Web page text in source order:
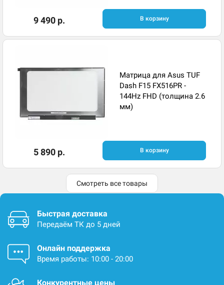
9 490 р. В корзину
Матрица для Asus TUF
Dash F15 FX516PR -
144Hz FHD (толщина 2.6
мм)
5 890 р. В корзину
Смотреть все товары
Быстрая доставка
Передаём ТК до 5 дней
Онлайн поддержка
Время работы: 10:00 - 20:00
Конкурентные цены